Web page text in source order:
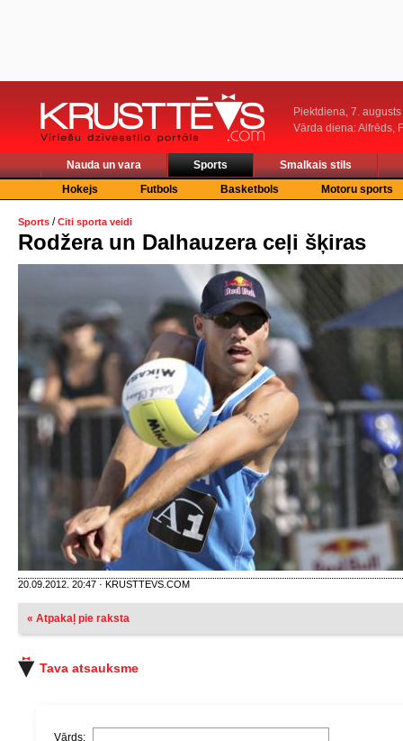
Piektdiena, 7. augusts
Vārda diena: Alfrēds,
Nauda un vara Sports
Smalkais stils
Hokejs
Futbols Basketbols Motoru sports
Sports /Citi sporta veidi
Rodžera un Dalhauzera ceļi šķiras
20.09.2012. 20:47 · KRUSTTEVS.COM
« Atpakaļ pie raksta
Tava atsauksme
Vārds: